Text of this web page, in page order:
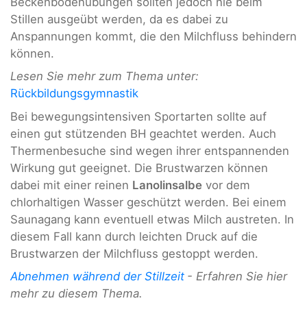
Stillen ausgeübt werden, da es dabei zu
Anspannungen kommt, die den Milchfluss behindern
können.
Lesen Sie mehr zum Thema unter:
Rückbildungsgymnastik
Bei bewegungsintensiven Sportarten sollte auf
einen gut stützenden BH geachtet werden. Auch
Thermenbesuche sind wegen ihrer entspannenden
Wirkung gut geeignet. Die Brustwarzen können
dabei mit einer reinen Lanolinsalbe vor dem
chlorhaltigen Wasser geschützt werden. Bei einem
Saunagang kann eventuell etwas Milch austreten. In
diesem Fall kann durch leichten Druck auf die
Brustwarzen der Milchfluss gestoppt werden.
Abnehmen während der Stillzeit - Erfahren Sie hier
mehr zu diesem Thema.